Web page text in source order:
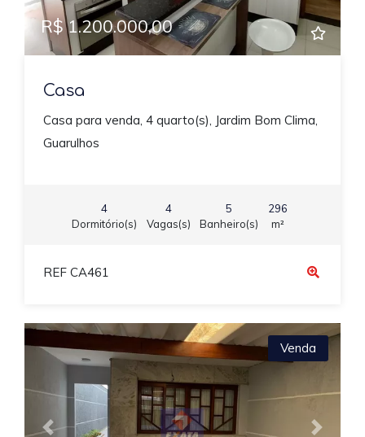
R$ 1.200.000,00
Casa
Casa para venda, 4 quarto(s), Jardim Bom Clima,
Guarulhos
4
Dormitório(s)
4
Vagas(s)
5
Banheiro(s)
296
m²
REF CA461
Venda